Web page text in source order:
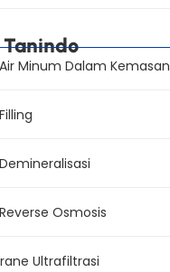
Minum Dalam Kemasan
Osmosis
Ultrafiltrasi